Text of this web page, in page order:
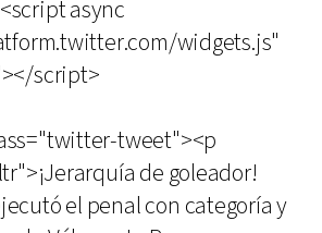
async
widgets.js"
script>
tweet"><p
de goleador!
el penal con categoría y